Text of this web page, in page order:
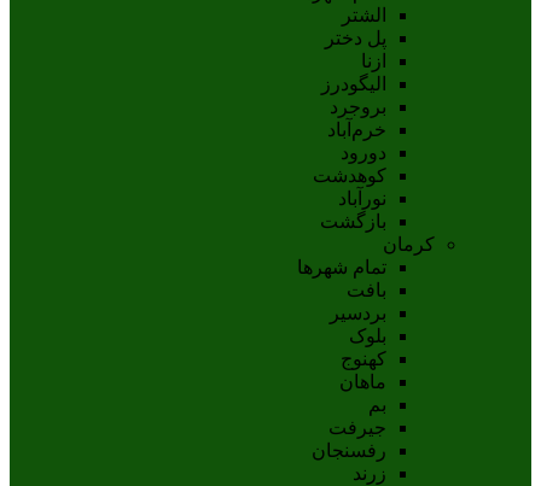
الشتر
پل دختر
ازنا
اليگودرز
بروجرد
خرم‌آباد
دورود
کوهدشت
نورآباد
بازگشت
کرمان
تمام شهر‌ها
بافت
بردسیر
بلوک
کهنوج
ماهان
بم
جيرفت
رفسنجان
زرند